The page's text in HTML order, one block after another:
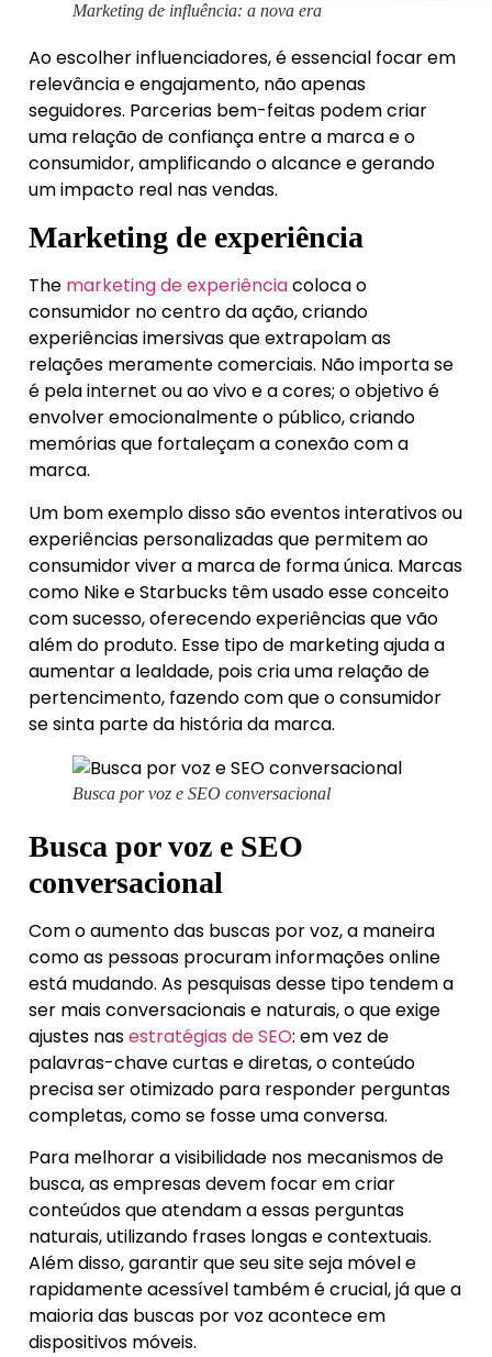
Marketing de influência: a nova era
Ao escolher influenciadores, é essencial focar em
relevância e engajamento, não apenas
seguidores. Parcerias bem-feitas podem criar
uma relação de confiança entre a marca e o
consumidor, amplificando o alcance e gerando
um impacto real nas vendas.
Marketing de experiência
The marketing de experiênciacoloca o
consumidor no centro da ação, criando
experiências imersivas que extrapolam as
relações meramente comerciais. Não importa se
é pela internet ou ao vivo e a cores; o objetivo é
envolver emocionalmente o público, criando
memórias que fortaleçam a conexão com a
marca.
Um bom exemplo disso são eventos interativos ou
experiências personalizadas que permitem ao
consumidor viver a marca de forma única. Marcas
como Nike e Starbucks têm usado esse conceito
com sucesso, oferecendo experiências que vão
além do produto. Esse tipo de marketing ajuda a
aumentar a lealdade, pois cria uma relação de
pertencimento, fazendo com que o consumidor
se sinta parte da história da marca.
Busca por voz e SEO conversacional
Busca por voz e SEO
conversacional
Com o aumento das buscas por voz, a maneira
como as pessoas procuram informações online
está mudando. As pesquisas desse tipo tendem a
ser mais conversacionais e naturais, o que exige
ajustes nasestratégias de SEO: em vez de
palavras-chave curtas e diretas, o conteúdo
precisa ser otimizado para responder perguntas
completas, como se fosse uma conversa.
Para melhorar a visibilidade nos mecanismos de
busca, as empresas devem focar em criar
conteúdos que atendam a essas perguntas
naturais, utilizando frases longas e contextuais.
Além disso, garantir que seu site seja móvel e
rapidamente acessível também é crucial, já que a
maioria das buscas por voz acontece em
dispositivos móveis.